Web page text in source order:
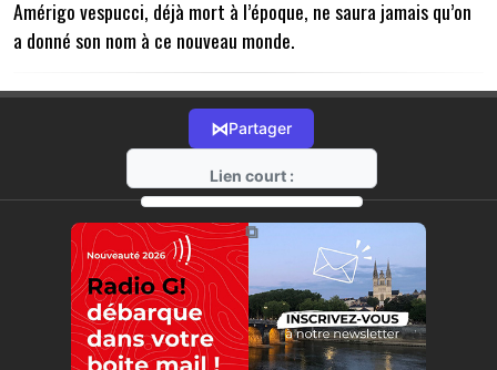
Amérigo vespucci, déjà mort à l’époque, ne saura jamais qu’on
a donné son nom à ce nouveau monde.
⋈Partager
Lien court :
https://radio-g.fr?14479
⧉